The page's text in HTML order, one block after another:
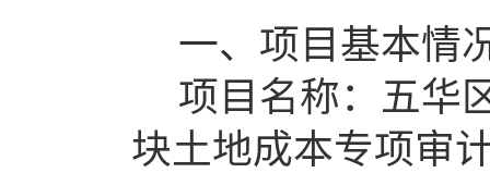
一、项目基本情
项目名称：五华
块土地成本专项审